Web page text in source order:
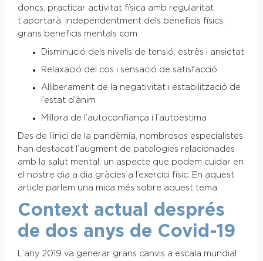
doncs, practicar activitat física amb regularitat
t’aportarà, independentment dels beneficis físics,
grans beneficis mentals com:
Disminució dels nivells de tensió, estrès i ansietat
Relaxació del cos i sensació de satisfacció
Alliberament de la negativitat i estabilització de
l’estat d’ànim
Millora de l’autoconfiança i l’autoestima
Des de l’inici de la pandèmia, nombrosos especialistes
han destacat l’augment de patologies relacionades
amb la salut mental, un aspecte que podem cuidar en
el nostre dia a dia gràcies a l’exercici físic. En aquest
article parlem una mica més sobre aquest tema.
Context actual després
de dos anys de Covid-19
L’any 2019 va generar grans canvis a escala mundial